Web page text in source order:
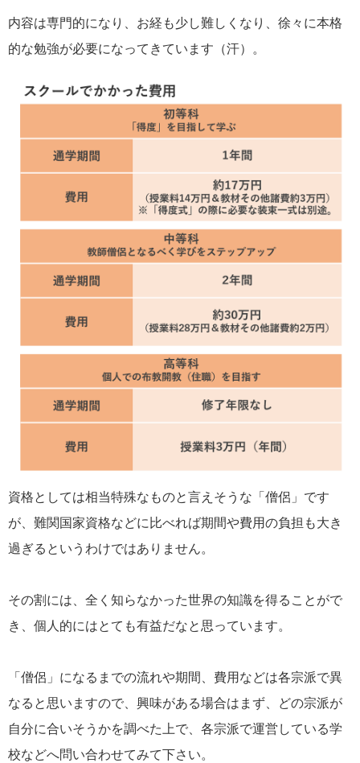
内容は専門的になり、お経も少し難しくなり、徐々に本格
的な勉強が必要になってきています（汗）。
資格としては相当特殊なものと言えそうな「僧侶」です
が、難関国家資格などに比べれば期間や費用の負担も大き
過ぎるというわけではありません。
その割には、全く知らなかった世界の知識を得ることがで
き、個人的にはとても有益だなと思っています。
「僧侶」になるまでの流れや期間、費用などは各宗派で異
なると思いますので、興味がある場合はまず、どの宗派が
自分に合いそうかを調べた上で、各宗派で運営している学
校などへ問い合わせてみて下さい。